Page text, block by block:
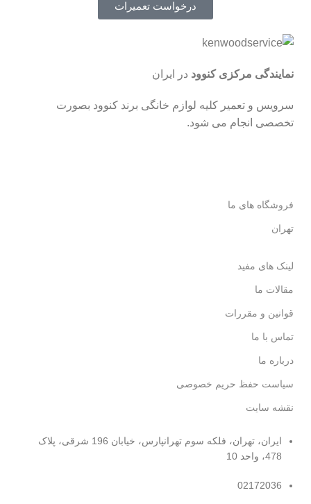
درخواست تعمیرات
نمایندگی مرکزی کنوود در ایران
سرویس و تعمیر کلیه لوازم خانگی برند کنوود بصورت
تخصصی انجام می شود.
فروشگاه های ما
تهران
لینک های مفید
مقالات ما
قوانین و مقررات
تماس با ما
درباره ما
سیاست حفظ حریم خصوصی
نقشه سایت
ایران، تهران، فلکه سوم تهرانپارس، خیابان 196 شرقی، پلاک
478، واحد 10
02172036